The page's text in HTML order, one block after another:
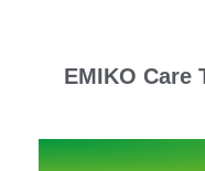
EMIKO Care